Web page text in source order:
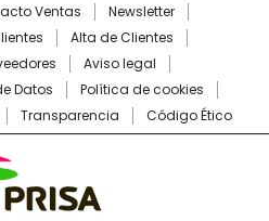
Ventas
Newsletter
Alta de Clientes
Aviso legal
Datos
Política de cookies
Transparencia Código Ético